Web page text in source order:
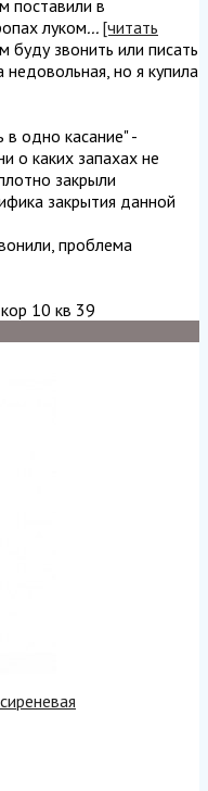
поставили в
луком... [читать
буду звонить или писать
недовольная, но я купила
в одно касание" -
о каких запахах не
закрыли
закрытия данной
проблема
10 кв 39